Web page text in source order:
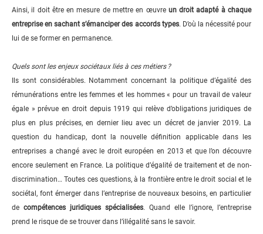
Ainsi, il doit être en mesure de mettre en œuvre un droit adapté à chaque
entreprise en sachant s’émanciper des accords types. D’où la nécessité pour
lui de se former en permanence.
Quels sont les enjeux sociétaux liés à ces métiers ?
Ils sont considérables. Notamment concernant la politique d’égalité des
rémunérations entre les femmes et les hommes « pour un travail de valeur
égale » prévue en droit depuis 1919 qui relève d’obligations juridiques de
plus en plus précises, en dernier lieu avec un décret de janvier 2019. La
question du handicap, dont la nouvelle définition applicable dans les
entreprises a changé avec le droit européen en 2013 et que l’on découvre
encore seulement en France. La politique d’égalité de traitement et de non-
discrimination… Toutes ces questions, à la frontière entre le droit social et le
sociétal, font émerger dans l’entreprise de nouveaux besoins, en particulier
de compétences juridiques spécialisées. Quand elle l’ignore, l’entreprise
prend le risque de se trouver dans l’illégalité sans le savoir.